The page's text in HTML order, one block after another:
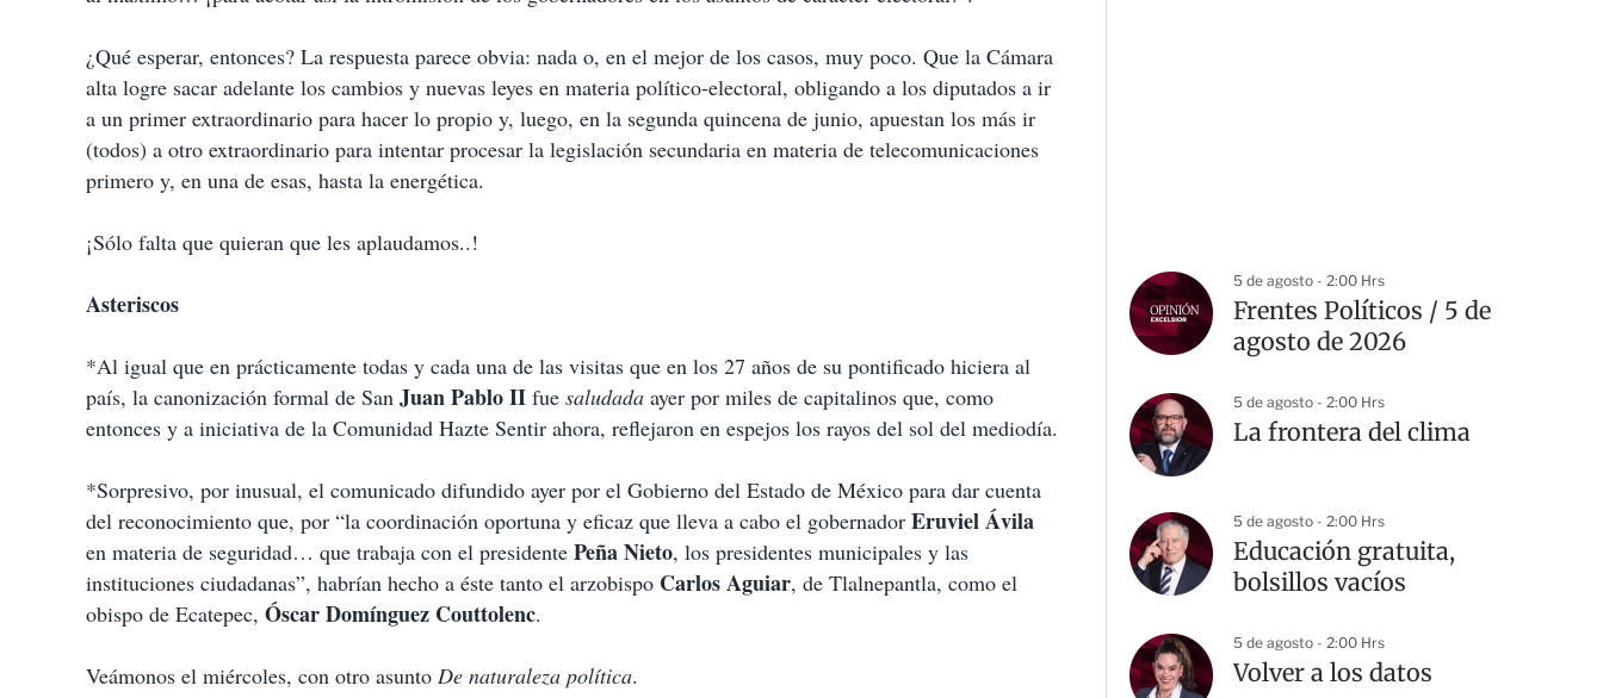
¿Qué esperar, entonces? La respuesta parece obvia: nada o, en el mejor de los casos, muy poco. Que la Cámara
alta logre sacar adelante los cambios y nuevas leyes en materia político-electoral, obligando a los diputados a ir
a un primer extraordinario para hacer lo propio y, luego, en la segunda quincena de junio, apuestan los más ir
(todos) a otro extraordinario para intentar procesar la legislación secundaria en materia de telecomunicaciones
primero y, en una de esas, hasta la energética.
¡Sólo falta que quieran que les aplaudamos..!
Asteriscos
*Al igual que en prácticamente todas y cada una de las visitas que en los 27 años de su pontificado hiciera al
país, la canonización formal de San Juan Pablo II fue saludada ayer por miles de capitalinos que, como
entonces y a iniciativa de la Comunidad Hazte Sentir ahora, reflejaron en espejos los rayos del sol del mediodía.
*Sorpresivo, por inusual, el comunicado difundido ayer por el Gobierno del Estado de México para dar cuenta
del reconocimiento que, por “la coordinación oportuna y eficaz que lleva a cabo el gobernador Eruviel Ávila
en materia de seguridad… que trabaja con el presidente Peña Nieto, los presidentes municipales y las
instituciones ciudadanas”, habrían hecho a éste tanto el arzobispo Carlos Aguiar, de Tlalnepantla, como el
obispo de Ecatepec, Óscar Domínguez Couttolenc.
Veámonos el miércoles, con otro asunto De naturaleza política.
5 de agosto - 2:00 Hrs
Frentes Políticos / 5 de
agosto de 2026
5 de agosto - 2:00 Hrs
La frontera del clima
5 de agosto - 2:00 Hrs
Educación gratuita,
bolsillos vacíos
5 de agosto - 2:00 Hrs
Volver a los datos